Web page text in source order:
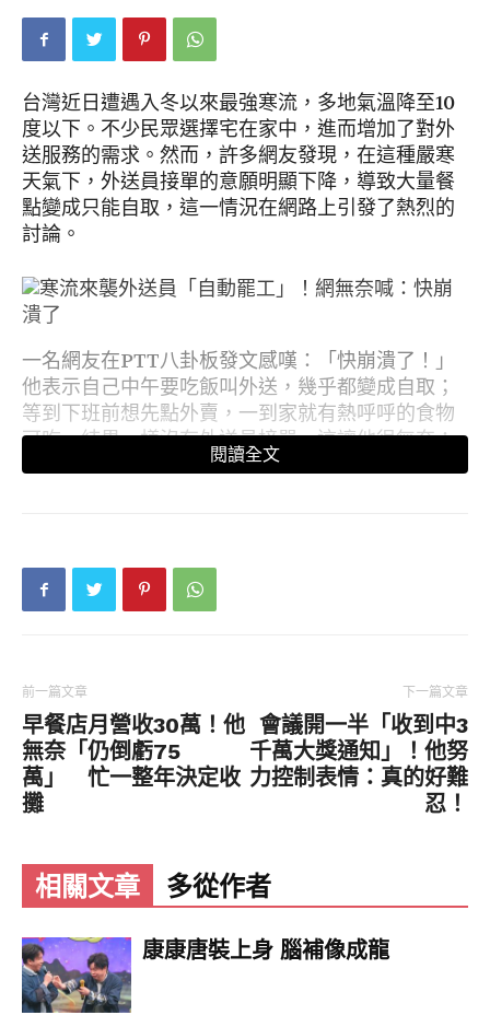
台灣近日遭遇入冬以來最強寒流，多地氣溫降至10
度以下。不少民眾選擇宅在家中，進而增加了對外
送服務的需求。然而，許多網友發現，在這種嚴寒
天氣下，外送員接單的意願明顯下降，導致大量餐
點變成只能自取，這一情況在網路上引發了熱烈的
討論。
一名網友在PTT八卦板發文感嘆：「快崩潰了！」
他表示自己中午要吃飯叫外送，幾乎都變成自取；
等到下班前想先點外賣，一到家就有熱呼呼的食物
可吃，結果一樣沒有外送員接單。這讓他很無奈：
「今天是怎樣自由日，外送員放假逆？」
https://www.instagram.com/p/C1bs2PHpg_F
/embed/captioned/?
%22ci%22%3A0%2C%22os%22%3A623.1000000
000931%7D
▼這則貼文曝光後，不少網友深有同感，跟著抱怨
說：「太熱不送，下雨不送，太冷不送，不懂
嗎」、「我5點訂的餐，現在都沒配到司機」、「昨
愈難伺候，颱風不送天冷不送」、「人家不爽不跑
不行嗎？」、「外送就是不想出門才想用，結果連
閱讀全文
前一篇文章
早餐店月營收30萬！他
無奈「仍倒虧75
萬」 忙一整年決定收
攤
下一篇文章
會議開一半「收到中3
千萬大獎通知」！他努
力控制表情：真的好難
忍！
相關文章 多從作者
康康唐裝上身 腦補像成龍